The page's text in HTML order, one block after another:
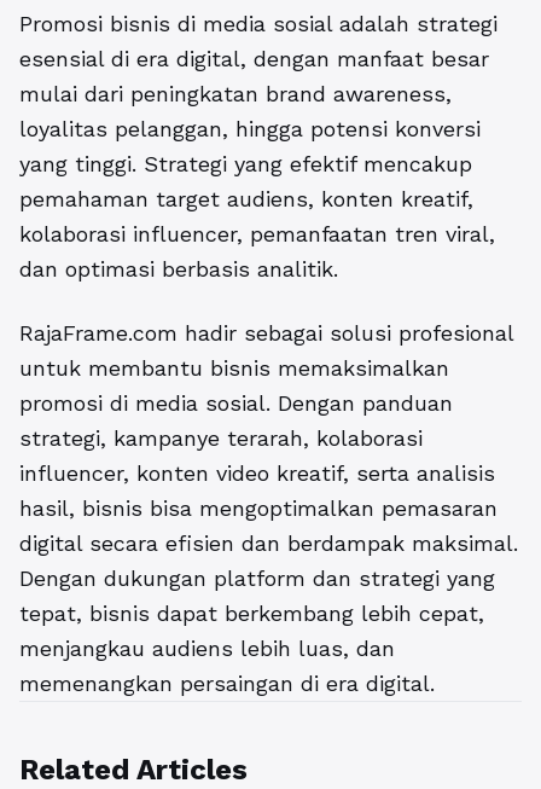
Promosi bisnis di media sosial adalah strategi
esensial di era digital, dengan manfaat besar
mulai dari peningkatan brand awareness,
loyalitas pelanggan, hingga potensi konversi
yang tinggi. Strategi yang efektif mencakup
pemahaman target audiens, konten kreatif,
kolaborasi influencer, pemanfaatan tren viral,
dan optimasi berbasis analitik.
RajaFrame.com hadir sebagai solusi profesional
untuk membantu bisnis memaksimalkan
promosi di media sosial. Dengan panduan
strategi, kampanye terarah, kolaborasi
influencer, konten video kreatif, serta analisis
hasil, bisnis bisa mengoptimalkan pemasaran
digital secara efisien dan berdampak maksimal.
Dengan dukungan platform dan strategi yang
tepat, bisnis dapat berkembang lebih cepat,
menjangkau audiens lebih luas, dan
memenangkan persaingan di era digital.
Related Articles